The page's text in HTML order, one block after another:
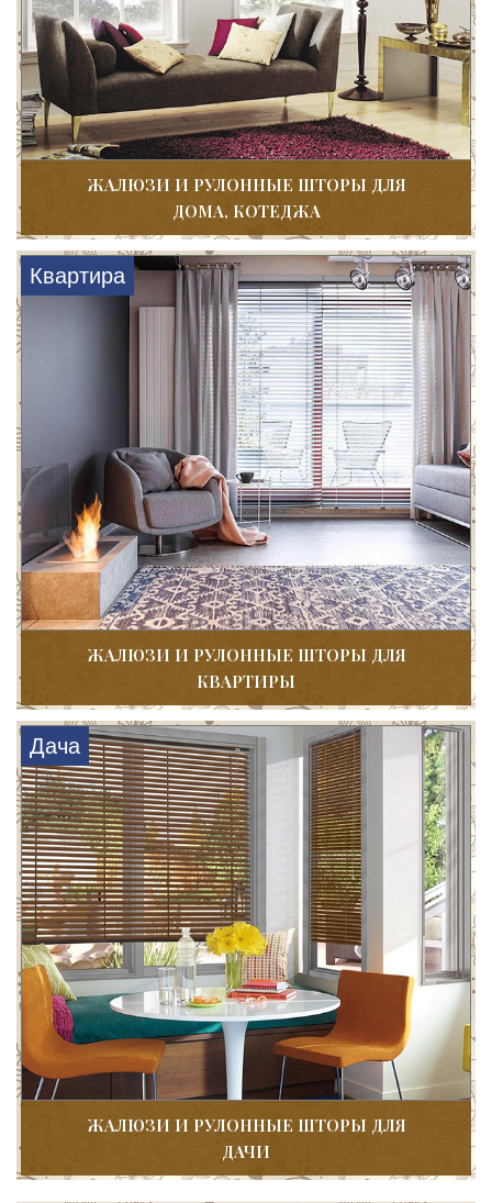
ЖАЛЮЗИ И РУЛОННЫЕ ШТОРЫ ДЛЯ
ДОМА, КОТЕДЖА
Квартира
ЖАЛЮЗИ И РУЛОННЫЕ ШТОРЫ ДЛЯ
КВАРТИРЫ
Дача
ЖАЛЮЗИ И РУЛОННЫЕ ШТОРЫ ДЛЯ
ДАЧИ